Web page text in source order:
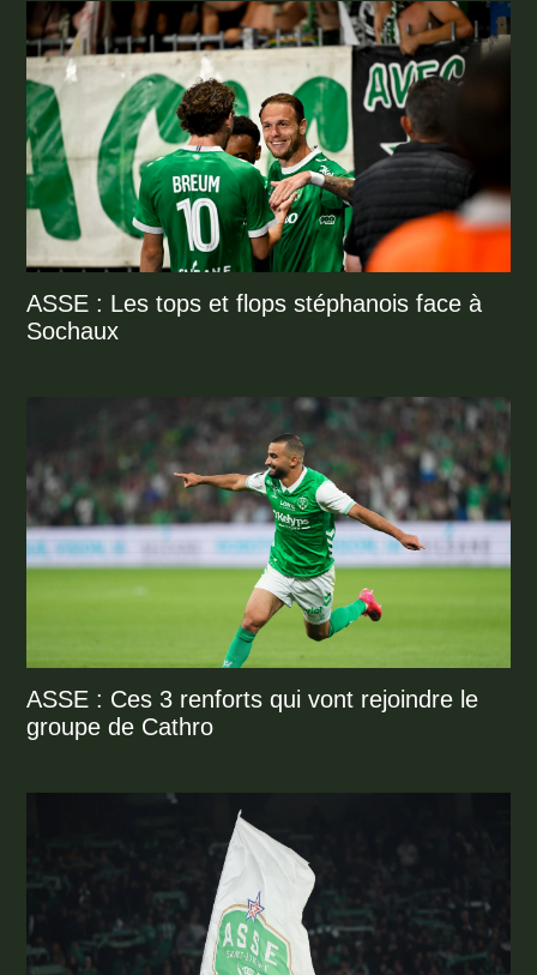
ASSE : Les tops et flops stéphanois face à
Sochaux
ASSE : Ces 3 renforts qui vont rejoindre le
groupe de Cathro